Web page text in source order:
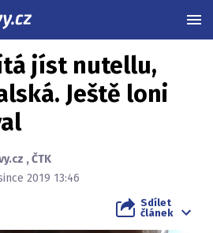
jíst nutellu,
Ještě loni
,ČTK
2019 13:46
Sdílet
článek